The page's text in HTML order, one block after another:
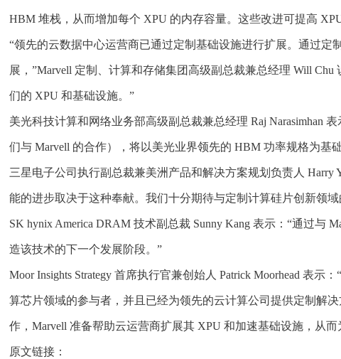
HBM 堆栈，从而增加每个 XPU 的内存容量。这些改进可提高
“领先的云数据中心运营商已通过定制基础设施进行扩展。通过
展，”Marvell 定制、计算和存储集团高级副总裁兼总经理 Will
们的 XPU 和基础设施。”
美光科技计算和网络业务部高级副总裁兼总经理 Raj Narasimhan
们与 Marvell 的合作），将以美光业界领先的 HBM 功率规格为
三星电子公司执行副总裁兼美洲产品和解决方案规划负责人
能的进步取决于这种奉献。我们十分期待与定制计算硅片创新领
SK hynix America DRAM 技术副总裁 Sunny Kang 表示：“通过
造该技术的下一个发展阶段。”
Moor Insights Strategy 首席执行官兼创始人 Patrick Moorhead 表
算芯片领域的参与者，并且已经为领先的云计算公司提供定制解
作，Marvell 准备帮助云运营商扩展其 XPU 和加速基础设施，从
原文链接：